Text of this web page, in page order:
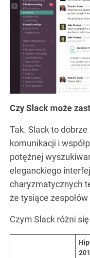
Czy Slack może
Tak. Slack to
komunikacji i
potężnej
eleganckiego
charyzmatycznych
że tysiące
Czym Slack różni